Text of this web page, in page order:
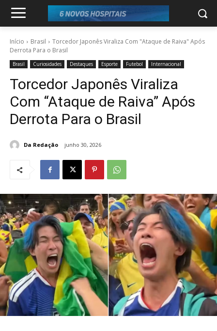
Início Brasil
Torcedor Japonês Viraliza Com "Ataque de Raiva" Após
Derrota Para o Brasil
Brasil Curiosidades Destaques Esporte Futebol Internacional
Torcedor Japonês Viraliza
Com “Ataque de Raiva” Após
Derrota Para o Brasil
Da Redação junho 30, 2026